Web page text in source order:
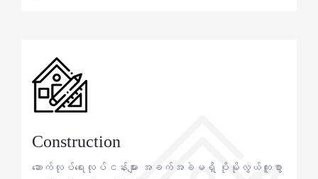
Construction
ဆောက်လုပ်ရေးလုပ်ငန်းများ အခက်အခဲမရှိ ပိုမိုလွယ်ကူစွာ